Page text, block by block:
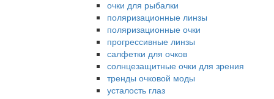
очки для рыбалки
поляризационные линзы
поляризационные очки
прогрессивные линзы
салфетки для очков
солнцезащитные очки для зрения
тренды очковой моды
усталость глаз